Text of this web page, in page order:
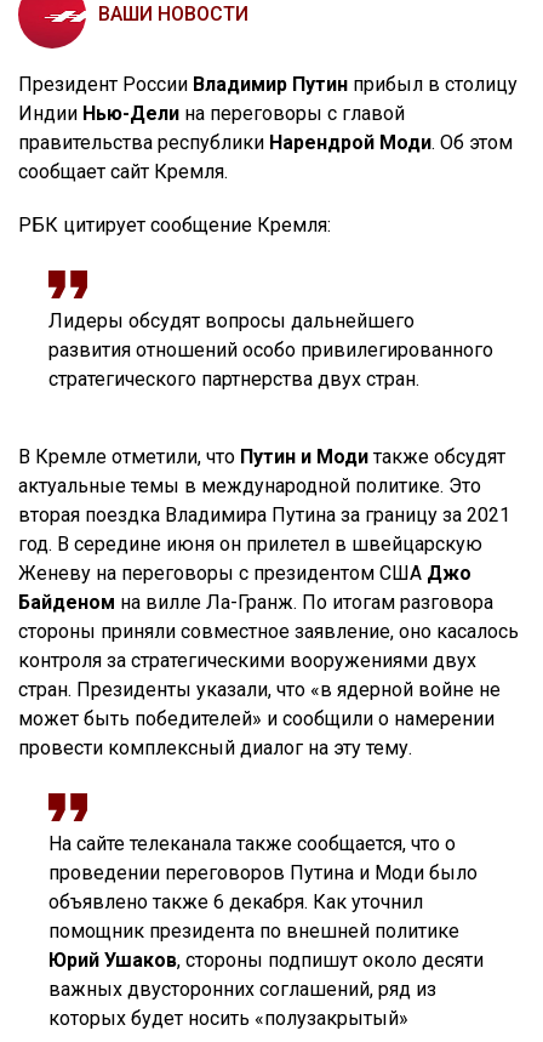
ВАШИ НОВОСТИ
Президент России Владимир Путин прибыл в столицу
Индии Нью-Дели на переговоры с главой
правительства республики Нарендрой Моди. Об этом
сообщает сайт Кремля.
РБК цитирует сообщение Кремля:
Лидеры обсудят вопросы дальнейшего
развития отношений особо привилегированного
стратегического партнерства двух стран.
В Кремле отметили, что Путин и Модитакже обсудят
актуальные темы в международной политике. Это
вторая поездка Владимира Путина за границу за 2021
год. В середине июня он прилетел в швейцарскую
Женеву на переговоры с президентом США Джо
Байденом на вилле Ла-Гранж. По итогам разговора
стороны приняли совместное заявление, оно касалось
контроля за стратегическими вооружениями двух
стран. Президенты указали, что «в ядерной войне не
может быть победителей» и сообщили о намерении
провести комплексный диалог на эту тему.
На сайте телеканала также сообщается, что о
проведении переговоров Путина и Моди было
объявлено также 6 декабря. Как уточнил
помощник президента по внешней политике
Юрий Ушаков, стороны подпишут около десяти
важных двусторонних соглашений, ряд из
которых будет носить «полузакрытый»